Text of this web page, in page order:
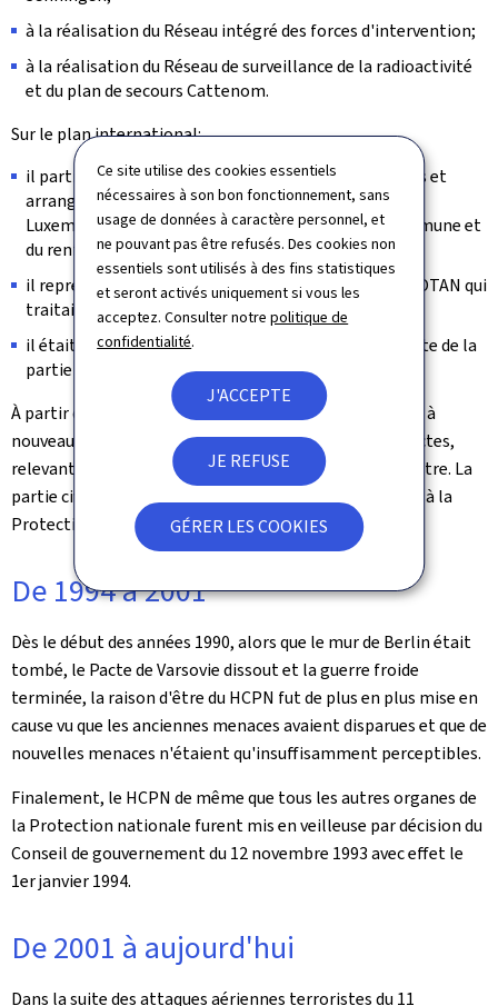
Ce site utilise des cookies essentiels
nécessaires à son bon fonctionnement, sans
usage de données à caractère personnel, et
ne pouvant pas être refusés. Des cookies non
essentiels sont utilisés à des fins statistiques
et seront activés uniquement si vous les
acceptez. Consulter notrepolitique de
confidentialité.
J'ACCEPTE
JE REFUSE
GÉRER LES COOKIES
à la réalisation du Réseau intégré des forces d'intervention;
à la réalisation du Réseau de surveillance de la radioactivité
et du plan de secours Cattenom.
Sur le plan international:
il participait à l'élaboration de la plupart des accords et
arrangements techniques bi- et multilatéraux que le
Luxembourg signait dans le cadre de la défense commune et
du renforcement de la défense.
il représentait le Luxembourg dans les comités de l'OTAN qui
traitaient de plans civils d'urgence.
il était responsable de la préparation et de la conduite de la
partie luxembourgeoise des exercices OTAN.
À partir du 23 décembre 1991, le HCPN et le CTA furent à
nouveau séparés en deux unités administratives distinctes,
relevant toutes les deux directement du Premier ministre. La
partie civile du Centre National d'Alerte fut transférée à la
Protection civile.
De 1994 à 2001
Dès le début des années 1990, alors que le mur de Berlin était
tombé, le Pacte de Varsovie dissout et la guerre froide
terminée, la raison d'être du HCPN fut de plus en plus mise en
cause vu que les anciennes menaces avaient disparues et que de
nouvelles menaces n'étaient qu'insuffisamment perceptibles.
Finalement, le HCPN de même que tous les autres organes de
la Protection nationale furent mis en veilleuse par décision du
Conseil de gouvernement du 12 novembre 1993 avec effet le
1erjanvier 1994.
De 2001 à aujourd'hui
Dans la suite des attaques aériennes terroristes du 11